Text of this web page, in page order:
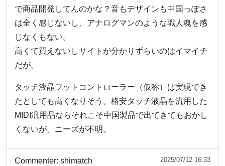
で商品開発してんのかな？音もデザインも中国っぽさ
は全く感じないし、アナログマンのような職人魂を感
じなくもない。
高くて買えないしサイトが分かりずらいのはイマイチ
だが。
タッチ液晶フットコントローラー（仮称）は実現でき
たとしても高くなりそう。格安タッチ液晶を流用した
MIDI汎用品ならそれこそ中国製品で出てきてもおかし
くないが、ニーズが不明。
Commenter: shimatch 2025/07/12 16:33